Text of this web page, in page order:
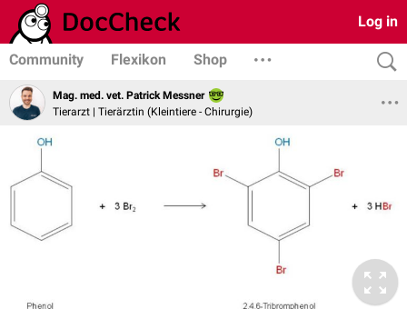
Log in
Community Flexikon Shop
Mag. med. vet. Patrick Messner
Tierarzt | Tierärztin (Kleintiere - Chirurgie)